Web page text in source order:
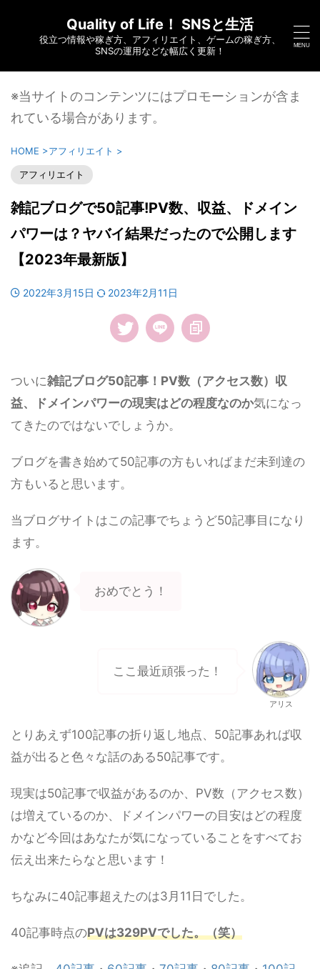
Quality of Life！ SNSと生活
役立つ情報や稼ぎ方、アフィリエイト、ゲームの稼ぎ方、
SNSの運用などな幅広く更新！
※当サイトのコンテンツにはプロモーションが含ま
れている場合があります。
HOME >アフィリエイト >
アフィリエイト
雑記ブログで50記事!PV数、収益、ドメイン
パワーは？ヤバイ結果だったので公開します
【2023年最新版】
2022年3月15日 2023年2月11日
ついに雑記ブログ50記事！PV数（アクセス数）収
益、ドメインパワーの現実はどの程度なのか気になっ
てきたのではないでしょうか。
ブログを書き始めて50記事の方もいればまだ未到達の
方もいると思います。
当ブログサイトはこの記事でちょうど50記事目になり
ます。
おめでとう！
ここ最近頑張った！
アリス
とりあえず100記事の折り返し地点、50記事あれば収
益が出ると色々な話のある50記事です。
現実は50記事で収益があるのか、PV数（アクセス数）
は増えているのか、ドメインパワーの目安はどの程度
かなど今回はあなたが気になっていることをすべてお
伝え出来たらなと思います！
ちなみに40記事超えたのは3月11日でした。
40記事時点のPVは329PVでした。（笑）